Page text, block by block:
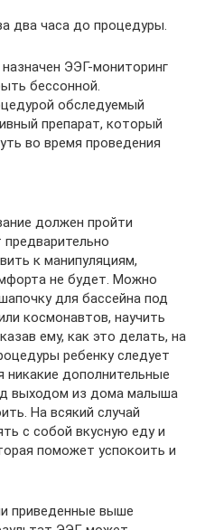
два часа до процедуры.
ЭЭГ-мониторинг
бессонной.
обследуемый
препарат, который
во время проведения
должен пройти
к манипуляциям,
не будет. Можно
для бассейна под
космонавтов, научить
ему, как это делать, на
ребенку следует
никакие дополнительные
выходом из дома малыша
На всякий случай
с собой вкусную еду и
поможет успокоить и
приведенные выше